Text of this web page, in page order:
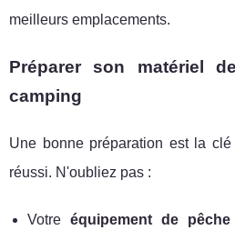
meilleurs emplacements.
Préparer son matériel
camping
Une bonne préparation est la
réussi. N'oubliez pas :
Votre équipement de pêche